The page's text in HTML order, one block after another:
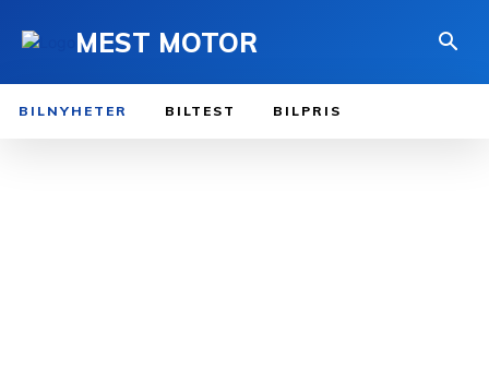
MEST MOTOR
BILNYHETER BILTEST BILPRIS